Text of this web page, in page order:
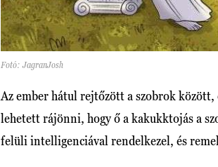
Fotó: JagranJosh
Az ember hátul rejtőzött a szobrok között,
lehetett rájönni, hogy ő a kakukktojás a
felüli intelligenciával rendelkezel, és